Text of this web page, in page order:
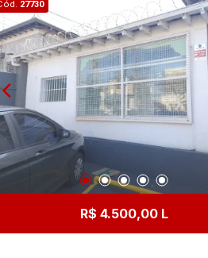
27730
R$ 4.500,00 L